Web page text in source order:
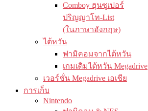
Comboy ฮุนซูเปอร์
ปริญญาโท-List
(ในภาษาอังกฤษ)
ไต้หวัน
ฟามิคอมจากไต้หวัน
เกมเดิมไต้หวัน Megadrive
เวอร์ชั่น Megadrive เอเชีย
การเก็บ
Nintendo